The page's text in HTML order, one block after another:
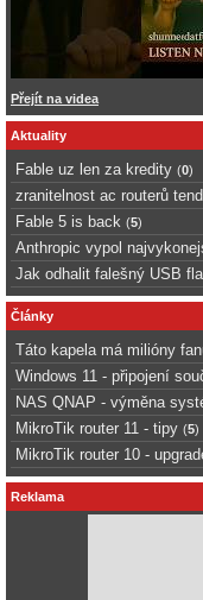
Přejít na videa
Aktuality
Fable uz len za kredity (0)
zranitelnost ac routerů
Fable 5 is back (5)
Anthropic vypol
Jak odhalit falešný USB
Články
Táto kapela má milióny
Windows 11 - připojení
NAS QNAP - výměna
MikroTik router 11 - tipy (5)
MikroTik router 10 -
Reklama